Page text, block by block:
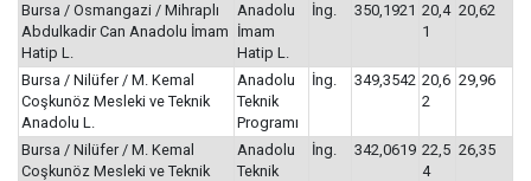
Bursa / Osmangazi / Mihraplı
Abdulkadir Can Anadolu İmam
Hatip L.
Anadolu
İmam
Hatip L.
İng. 350,1921 20,4
1
20,62
Bursa / Nilüfer / M. Kemal
Coşkunöz Mesleki ve Teknik
Anadolu L.
Anadolu
Teknik
Programı
İng. 349,3542 20,6
2
29,96
Bursa / Nilüfer / M. Kemal
Coşkunöz Mesleki ve Teknik
Anadolu
Teknik
İng. 342,0619 22,5
4
26,35